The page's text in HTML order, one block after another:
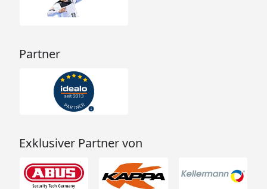
Partner
Exklusiver Partner von